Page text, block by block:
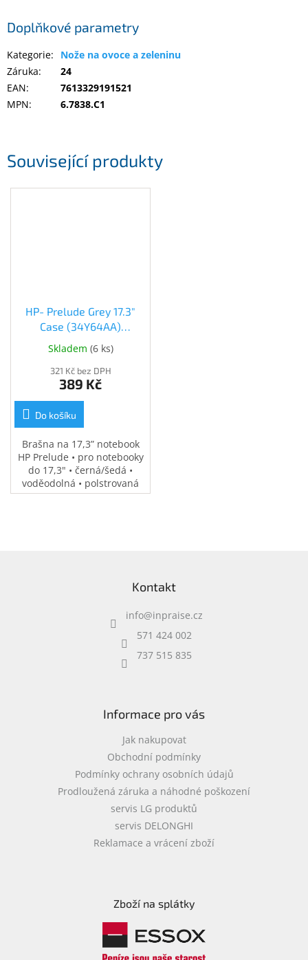
Kamerové
MILESIGHT
Doprodej
Související produkty
HP- Prelude Grey 17.3"
Case (34Y64AA)
(34Y64AA)
Skladem (6 ks)
321 Kč bez DPH
389 Kč
Do košíku
Brašna na 17,3” notebook
HP Prelude • pro notebooky
do 17,3" • černá/šedá •
voděodolná • polstrovaná
přihrádka na notebook •
Doplňkové parametry
Kategorie:
Nože na ovoce a zeleninu
Záruka:
24
EAN:
7613329191521
MPN: 6.7838.C1
Kontakt
info@inpraise.cz
571 424 002
737 515 835
Informace pro vás
Jak nakupovat
Obchodní podmínky
Podmínky ochrany osobních údajů
Prodloužená záruka a náhodné poškození
servis LG produktů
servis DELONGHI
Reklamace a vrácení zboží
Zboží na splátky